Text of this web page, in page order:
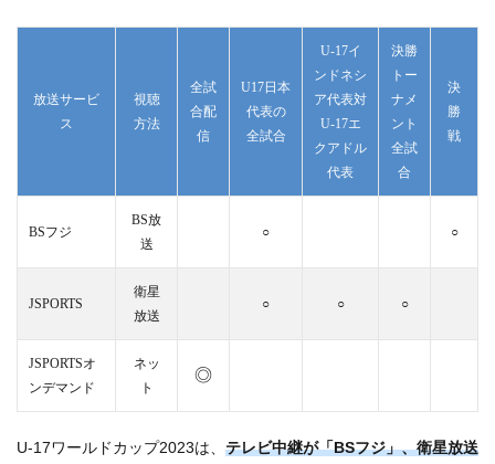
放送サービ
ス
視聴
方法
全試
合配
信
U17日本
代表の
全試合
U-17イ
ンドネシ
ア代表対
U-17エ
クアドル
代表
決勝
トー
ナメ
ント
全試
合
決
勝
戦
BSフジ
BS放
送
○ ○
JSPORTS
衛星
放送
○ ○ ○
JSPORTSオ
ンデマンド
ネッ
ト
◎
U-17ワールドカップ2023は、 テレビ中継が「BSフジ」、衛星放送